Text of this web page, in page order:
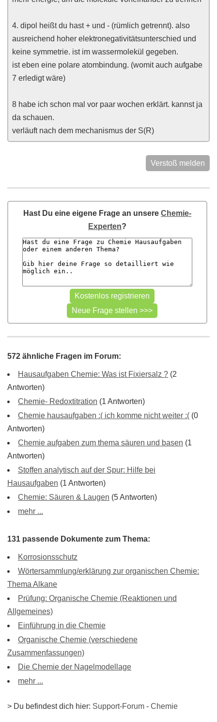
4. dipol heißt du hast + und - (rümlich getrennt). also
ausreichend hoher elektronegativitätsunterschied und
keine symmetrie. ist im wassermolekül gegeben.
ist eben eine polare atombindung. (womit auch aufgabe
7 erledigt wäre)
8 habe ich schon mal vor paar wochen erklärt. kannst ja
da schauen.
verläuft nach dem mechanismus der S(R)
Verstoß melden
Hast Du eine eigene Frage an unsere Chemie-
Experten?
572 ähnliche Fragen im Forum:
Hausaufgaben Chemie: Was ist Fixiersalz ? (2
Antworten)
Chemie- Redoxtitration (1 Antworten)
Chemie hausaufgaben :( ich komme nicht weiter :( (0
Antworten)
Chemie aufgaben zum thema säuren und basen (1
Antworten)
Stoffen analytisch auf der Spur: Hilfe bei
Hausaufgaben (1 Antworten)
Chemie: Säuren & Laugen (5 Antworten)
mehr ...
131 passende Dokumente zum Thema:
Korrosionsschutz
Wörtersammlung/erklärung zur organischen Chemie:
Thema Alkane
Prüfung: Organische Chemie (Reaktionen und
Allgemeines)
Einführung in die Chemie
Organische Chemie (verschiedene
Zusammenfassungen)
Die Chemie der Nagelmodellage
mehr ...
> Du befindest dich hier: Support-Forum - Chemie